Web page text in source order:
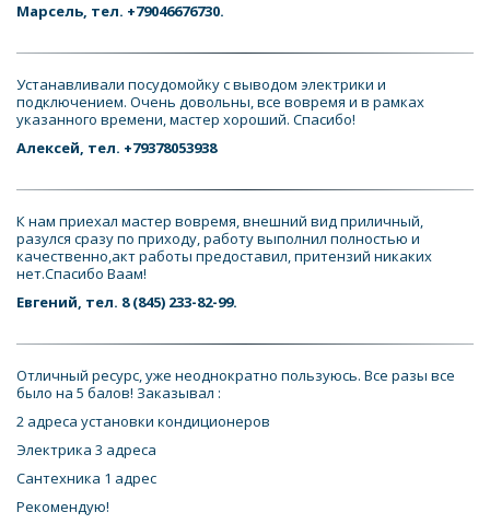
Марсель, тел. +79046676730.
Устанавливали посудомойку с выводом электрики и
подключением. Очень довольны, все вовремя и в рамках
указанного времени, мастер хороший. Спасибо!
Алексей, тел. +79378053938
К нам приехал мастер вовремя, внешний вид приличный,
разулся сразу по приходу, работу выполнил полностью и
качественно,акт работы предоставил, притензий никаких
нет.Спасибо Ваам!
Евгений, тел. 8 (845) 233-82-99.
Отличный ресурс, уже неоднократно пользуюсь. Все разы все
было на 5 балов! Заказывал :
2 адреса установки кондиционеров
Электрика 3 адреса
Сантехника 1 адрес
Рекомендую!